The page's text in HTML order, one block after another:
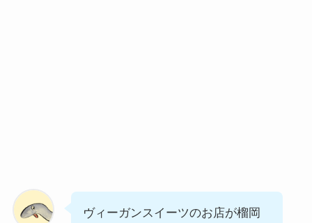
ヴィーガンスイーツのお店が榴岡